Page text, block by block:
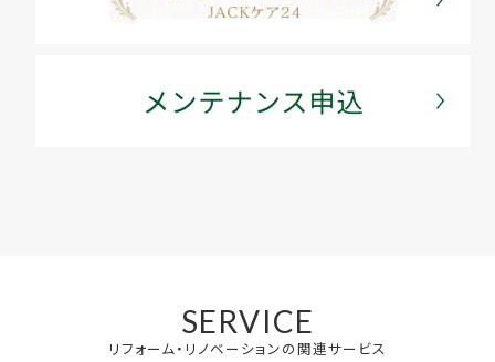
SERVICE
リフォーム・リノベーションの関連サービス